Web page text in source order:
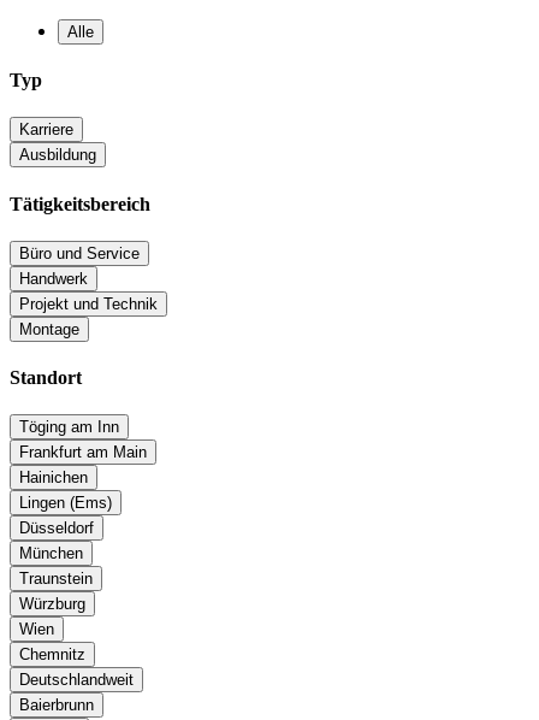
Alle
Typ
Karriere
Ausbildung
Tätigkeitsbereich
Büro und Service
Handwerk
Projekt und Technik
Montage
Standort
Töging am Inn
Frankfurt am Main
Hainichen
Lingen (Ems)
Düsseldorf
München
Traunstein
Würzburg
Wien
Chemnitz
Deutschlandweit
Baierbrunn